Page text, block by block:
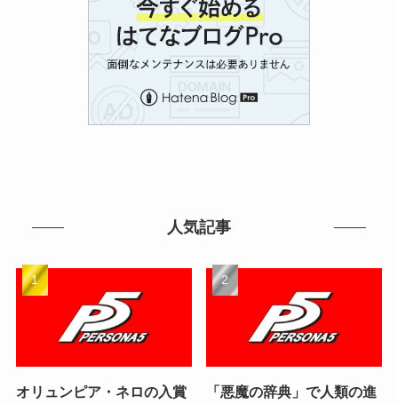
人気記事
オリュンピア・ネロの入賞
「悪魔の辞典」で人類の進